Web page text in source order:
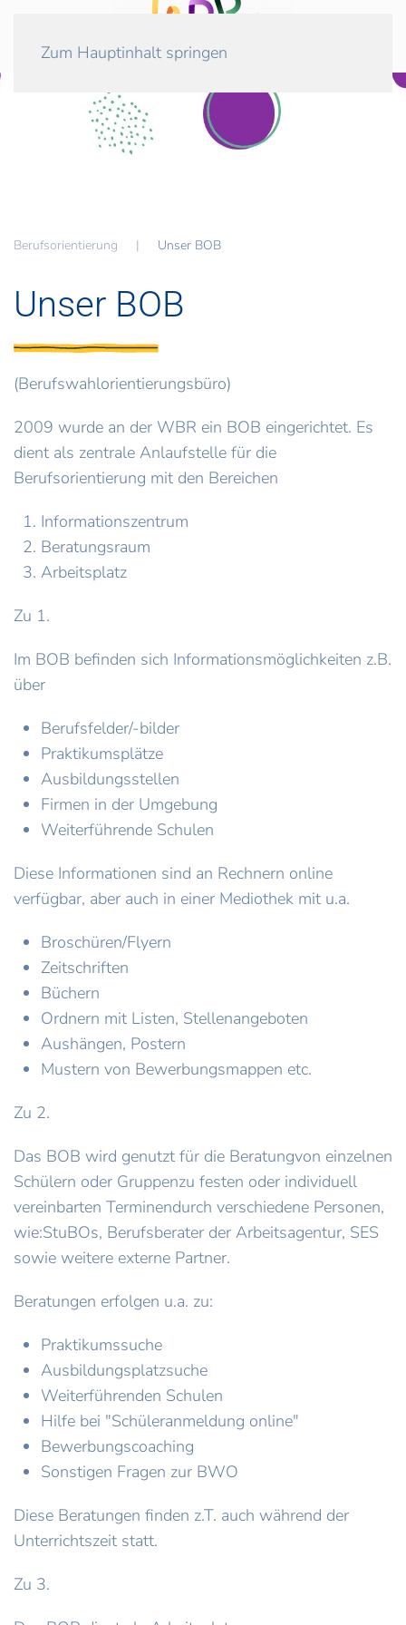
Zum Hauptinhalt springen
Berufsorientierung Unser BOB
Unser BOB
(Berufswahlorientierungsbüro)
2009 wurde an der WBR ein BOB eingerichtet. Es
dient als zentrale Anlaufstelle für die
Berufsorientierung mit den Bereichen
Informationszentrum
Beratungsraum
Arbeitsplatz
Zu 1.
Im BOB befinden sich Informationsmöglichkeiten z.B.
über
Berufsfelder/-bilder
Praktikumsplätze
Ausbildungsstellen
Firmen in der Umgebung
Weiterführende Schulen
Diese Informationen sind an Rechnern online
verfügbar, aber auch in einer Mediothek mit u.a.
Broschüren/Flyern
Zeitschriften
Büchern
Ordnern mit Listen, Stellenangeboten
Aushängen, Postern
Mustern von Bewerbungsmappen etc.
Zu 2.
Das BOB wird genutzt für die Beratungvon einzelnen
Schülern oder Gruppenzu festen oder individuell
vereinbarten Terminendurch verschiedene Personen,
wie:StuBOs, Berufsberater der Arbeitsagentur, SES
sowie weitere externe Partner.
Beratungen erfolgen u.a. zu:
Praktikumssuche
Ausbildungsplatzsuche
Weiterführenden Schulen
Hilfe bei "Schüleranmeldung online"
Bewerbungscoaching
Sonstigen Fragen zur BWO
Diese Beratungen finden z.T. auch während der
Unterrichtszeit statt.
Zu 3.